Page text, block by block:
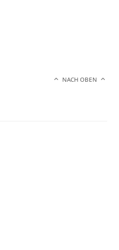
NACH OBEN